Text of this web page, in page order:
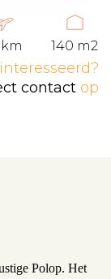
140 m2
contact op
Polop. Het